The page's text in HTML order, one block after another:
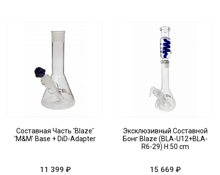
Составная Часть 'Blaze'
'M&M' Base + DiD-Adapter
11 399 ₽
Эксклюзивный Составной
Бонг Blaze (BLA-U12+BLA-
R6-29) H:50 cm
15 669 ₽